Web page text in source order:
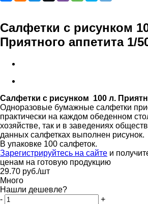
Салфетки с рисунком
Приятного аппетита 1/
Салфетки с рисунком 100 л.
Одноразовые бумажные салфетки
практически на каждом обеденном
хозяйстве, так и в заведениях
данных салфетках выполнен рисунок.
В упаковке 100 салфеток.
Зарегистрируйтесь на сайте и
ценам на готовую продукцию
29.70 руб./шт
Много
Нашли дешевле?
-
+